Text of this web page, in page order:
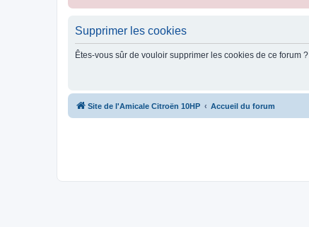
Supprimer les cookies
Êtes-vous sûr de vouloir supprimer les cookies de ce forum ?
Site de l'Amicale Citroën 10HP Accueil du forum